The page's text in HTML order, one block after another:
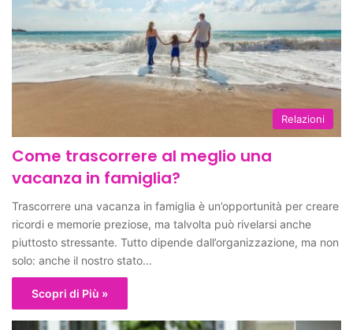
Relazioni
Come trascorrere al meglio una
vacanza in famiglia?
Trascorrere una vacanza in famiglia è un’opportunità per creare
ricordi e memorie preziose, ma talvolta può rivelarsi anche
piuttosto stressante. Tutto dipende dall’organizzazione, ma non
solo: anche il nostro stato…
Scopri di Più »